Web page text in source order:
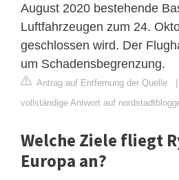
August 2020 bestehende
Luftfahrzeugen zum 24.
geschlossen wird. Der
um Schadensbegrenzung.
Antrag auf Entfernung der Quelle
vollständige Antwort auf
Welche Ziele fliegt
Europa an?